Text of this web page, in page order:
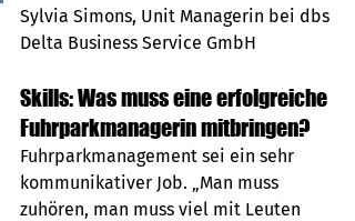
Sylvia Simons, Unit Managerin bei dbs
Delta Business Service GmbH
Skills: Was muss eine erfolgreiche
Fuhrparkmanagerin mitbringen?
Fuhrparkmanagement sei ein sehr
kommunikativer Job. „Man muss
zuhören, man muss viel mit Leuten